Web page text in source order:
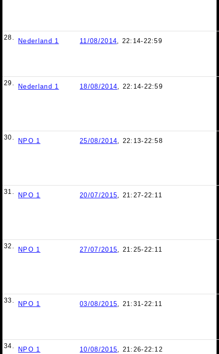
28. Nederland 1 11/08/2014, 22:14-22:59
29. Nederland 1 18/08/2014, 22:14-22:59
30. NPO 1 25/08/2014, 22:13-22:58
31. NPO 1 20/07/2015, 21:27-22:11
32. NPO 1 27/07/2015, 21:25-22:11
33. NPO 1 03/08/2015, 21:31-22:11
34. NPO 1 10/08/2015, 21:26-22:12